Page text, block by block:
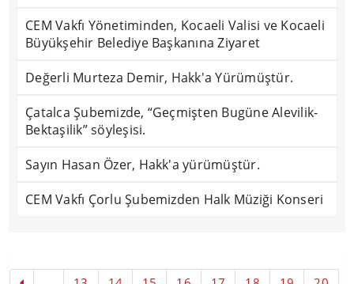
CEM Vakfı Yönetiminden, Kocaeli Valisi ve Kocaeli
Büyükşehir Belediye Başkanına Ziyaret
Değerli Murteza Demir, Hakk'a Yürümüştür.
Çatalca Şubemizde, “Geçmişten Bugüne Alevilik-
Bektaşilik” söyleşisi.
Sayın Hasan Özer, Hakk'a yürümüştür.
CEM Vakfı Çorlu Şubemizden Halk Müziği Konseri